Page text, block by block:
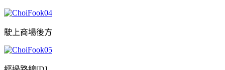
駛上商場後方